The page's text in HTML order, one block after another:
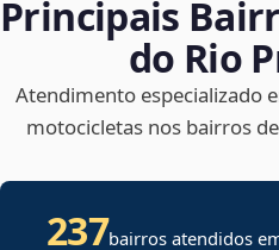
Principais
do Rio
Atendimento especializado
motocicletas nos bairros de
237bairros atendidos